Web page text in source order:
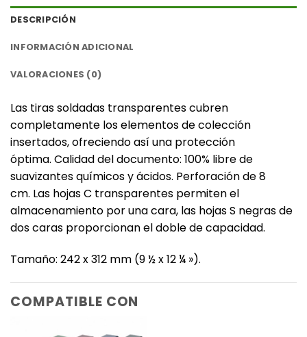
DESCRIPCIÓN
INFORMACIÓN ADICIONAL
VALORACIONES (0)
Las tiras soldadas transparentes cubren
completamente los elementos de colección
insertados, ofreciendo así una protección
óptima. Calidad del documento: 100% libre de
suavizantes químicos y ácidos. Perforación de 8
cm. Las hojas C transparentes permiten el
almacenamiento por una cara, las hojas S negras de
dos caras proporcionan el doble de capacidad.
Tamaño: 242 x 312 mm (9 ½ x 12 ¼ »).
COMPATIBLE CON